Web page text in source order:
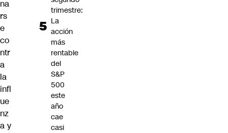
na
rs
e
co
ntr
a
la
infl
ue
nz
a y
trimestre:
La
acción
más
rentable
del
S&P
500
este
año
cae
casi